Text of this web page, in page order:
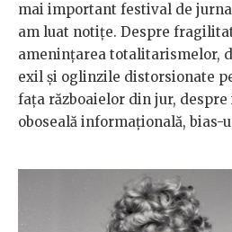
mai important festival de
am luat notițe. Despre
amenințarea totalitarismelor,
exil și oglinzile distorsionate
fața războaielor din jur,
oboseală informațională, bias-